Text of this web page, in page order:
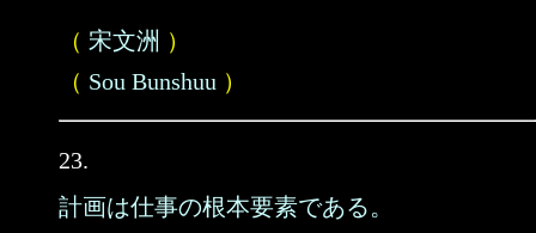
（ 宋文洲 ）
（ Sou Bunshuu ）
23.
計画は仕事の根本要素である。